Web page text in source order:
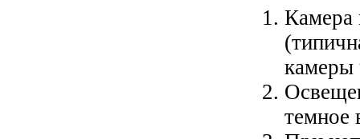
Камера
камеры
темное